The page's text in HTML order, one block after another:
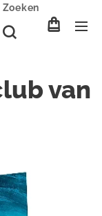
Zoeken
van